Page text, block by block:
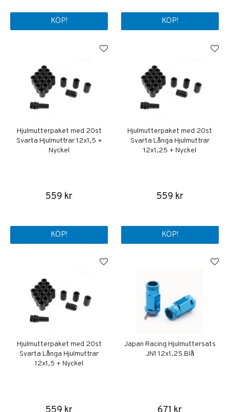
KÖP! KÖP!
Hjulmutterpaket med 20st
Svarta Hjulmuttrar 12x1,5 +
Nyckel
559 kr
KÖP!
Hjulmutterpaket med 20st
Svarta Långa Hjulmuttrar
12x1,25 + Nyckel
559 kr
KÖP!
Hjulmutterpaket med 20st
Svarta Långa Hjulmuttrar
12x1,5 + Nyckel
Japan Racing Hjulmuttersats
JN1 12x1,25 Blå